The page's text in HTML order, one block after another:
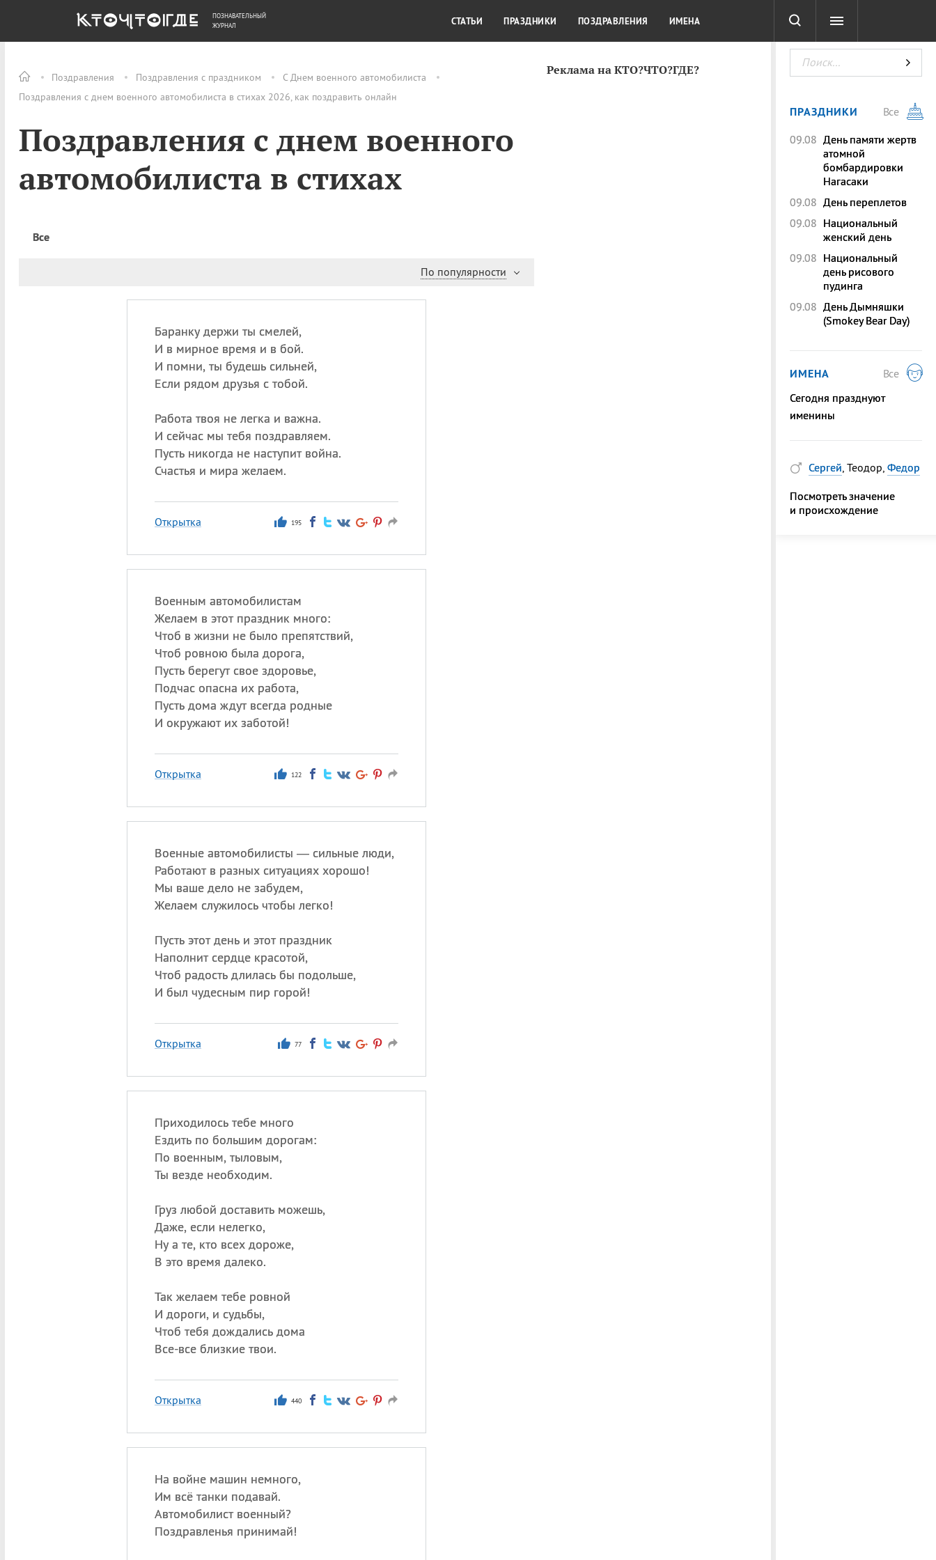
Поздравления Поздравления с праздником
С Днем военного автомобилиста
Поздравления с днем военного автомобилиста в стихах 2026, как поздравить онлайн
Поздравления с днем военного
автомобилиста в стихах
Все
По популярности
Баранку держи ты смелей,
И в мирное время и в бой.
И помни, ты будешь сильней,
Если рядом друзья с тобой.
Работа твоя не легка и важна.
И сейчас мы тебя поздравляем.
Пусть никогда не наступит война.
Счастья и мира желаем.
Открытка 195
Военным автомобилистам
Желаем в этот праздник много:
Чтоб в жизни не было препятствий,
Чтоб ровною была дорога,
Пусть берегут свое здоровье,
Подчас опасна их работа,
Пусть дома ждут всегда родные
И окружают их заботой!
Открытка 122
Военные автомобилисты — сильные люди,
Работают в разных ситуациях хорошо!
Мы ваше дело не забудем,
Желаем служилось чтобы легко!
Пусть этот день и этот праздник
Наполнит сердце красотой,
Чтоб радость длилась бы подольше,
И был чудесным пир горой!
Открытка 77
Приходилось тебе много
Ездить по большим дорогам:
По военным, тыловым,
Ты везде необходим.
Груз любой доставить можешь,
Даже, если нелегко,
Ну а те, кто всех дороже,
В это время далеко.
Так желаем тебе ровной
И дороги, и судьбы,
Чтоб тебя дождались дома
Все-все близкие твои.
Открытка 440
На войне машин немного,
Им всё танки подавай.
Автомобилист военный?
Поздравленья принимай!
Реклама на КТО?ЧТО?ГДЕ?
ОБЩЕСТВО ДЕНЬГИ КУЛЬТУРА КРАСОТА ТЕСТЫ
ПОЗНАВАТЕЛЬНЫЙ
ЖУРНАЛ
СТАТЬИ ПРАЗДНИКИ ПОЗДРАВЛЕНИЯ ИМЕНА
ПРАЗДНИКИ
Все
09.08 День памяти жертв
атомной
бомбардировки
Нагасаки
09.08 День переплетов
09.08 Национальный
женский день
09.08 Национальный
день рисового
пудинга
09.08 День Дымняшки
(Smokey Bear Day)
ИМЕНА
Все
Сегодня празднуют
именины
Сергей, Теодор, Федор
Посмотреть значение
и происхождение